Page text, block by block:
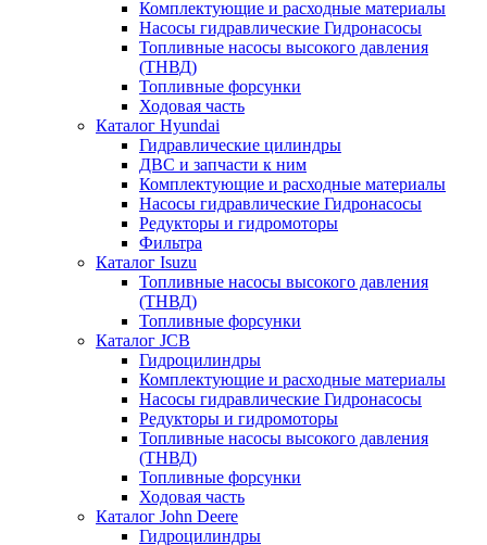
Комплектующие и расходные материалы
Насосы гидравлические Гидронасосы
Топливные насосы высокого давления
(ТНВД)
Топливные форсунки
Ходовая часть
Каталог Hyundai
Гидравлические цилиндры
ДВС и запчасти к ним
Комплектующие и расходные материалы
Насосы гидравлические Гидронасосы
Редукторы и гидромоторы
Фильтра
Каталог Isuzu
Топливные насосы высокого давления
(ТНВД)
Топливные форсунки
Каталог JCB
Гидроцилиндры
Комплектующие и расходные материалы
Насосы гидравлические Гидронасосы
Редукторы и гидромоторы
Топливные насосы высокого давления
(ТНВД)
Топливные форсунки
Ходовая часть
Каталог John Deere
Гидроцилиндры